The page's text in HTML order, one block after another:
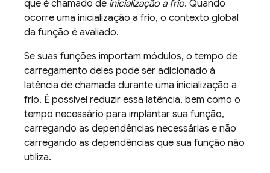
que é chamado de inicialização a frio. Quando
ocorre uma inicialização a frio, o contexto global
da função é avaliado.
Se suas funções importam módulos, o tempo de
carregamento deles pode ser adicionado à
latência de chamada durante uma inicialização a
frio. É possível reduzir essa latência, bem como o
tempo necessário para implantar sua função,
carregando as dependências necessárias e não
carregando as dependências que sua função não
utiliza.